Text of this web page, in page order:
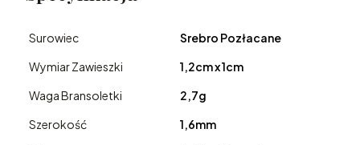
Surowiec
Srebro Pozłacane
Wymiar Zawieszki
1,2cm x 1cm
Waga Bransoletki
2,7g
Szerokość
1,6mm